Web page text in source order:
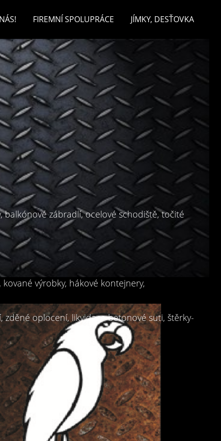
FIREMNÍ SPOLUPRÁCE JÍMKY, DESŤOVKA
zábradlí, ocelové schodiště, točité
výrobky, hákové kontejnery,
oplocení, likvidace betonové suti, štěrky-